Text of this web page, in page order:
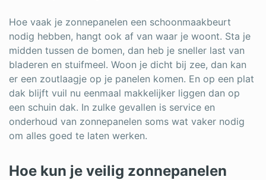
Hoe vaak je zonnepanelen een schoonmaakbeurt
nodig hebben, hangt ook af van waar je woont. Sta je
midden tussen de bomen, dan heb je sneller last van
bladeren en stuifmeel. Woon je dicht bij zee, dan kan
er een zoutlaagje op je panelen komen. En op een plat
dak blijft vuil nu eenmaal makkelijker liggen dan op
een schuin dak. In zulke gevallen is service en
onderhoud van zonnepanelen soms wat vaker nodig
om alles goed te laten werken.
Hoe kun je veilig zonnepanelen